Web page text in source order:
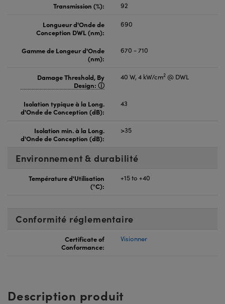
Transmission (%):
92
Longueur d'Onde de
Conception DWL (nm):
690
Gamme de Longeur d'Onde
(nm):
670 - 710
Damage Threshold, By
Design:
40 W, 4 kW/cm2 @ DWL
Isolation typique à la Long.
d'Onde de Conception (dB):
43
Isolation min. à la Long.
d'Onde de Conception (dB):
>35
Environnement & durabilité
Température d'Utilisation
(°C):
+15 to +40
Conformité réglementaire
Certificate of
Conformance:
Visionner
Description produit